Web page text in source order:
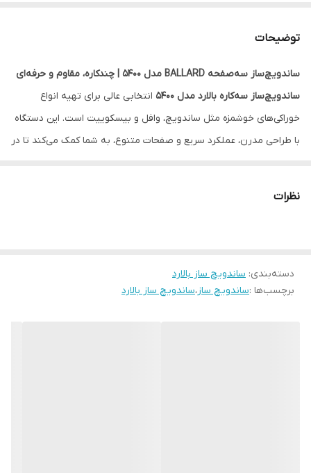
توضیحات
ساندویچ‌ساز سه‌صفحه BALLARD مدل 5400 | چندکاره، مقاوم و حرفه‌ای
ساندویچ‌ساز سه‌کاره بالارد مدل 5400
انتخابی عالی برای تهیه انواع
خوراکی‌های خوشمزه مثل ساندویچ، وافل و بیسکوییت است. این دستگاه
با طراحی مدرن، عملکرد سریع و صفحات متنوع، به شما کمک می‌کند تا در
دارای ۳ صفحه گرانیتی
دستگیره عایق حرارتبرای ایمنی بیشتر
صفحات جداشونده قابل شستشوبرای تمیزکاری آسان
نظرات
دسته‌بندی: ساندویچ ساز بالارد
برچسب‌ها :ساندویچ ساز،ساندویچ ساز بالارد